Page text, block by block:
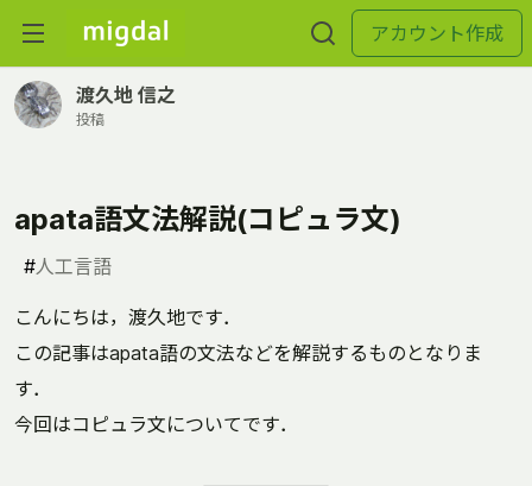
アカウント作成
渡久地 信之
投稿
apata語文法解説(コピュラ文)
#人工言語
こんにちは，渡久地です．
この記事はapata語の文法などを解説するものとなりま
す．
今回はコピュラ文についてです．